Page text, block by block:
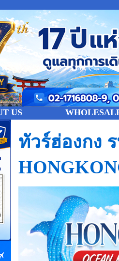
US
ทัวร์ฮ่องกง